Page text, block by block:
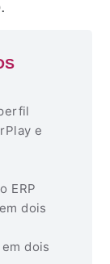
e
ERP
dois
dois